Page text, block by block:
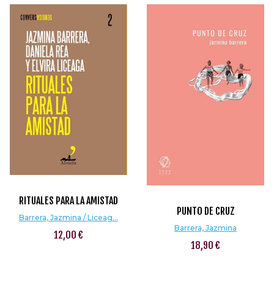
RITUALES PARA LA AMISTAD
Barrera, Jazmina / Liceag...
12,00 €
PUNTO DE CRUZ
Barrera, Jazmina
18,90 €